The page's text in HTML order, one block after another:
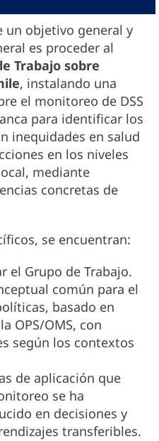
un objetivo general y
es proceder al
Trabajo sobre
, instalando una
el monitoreo de DSS
para identificar los
inequidades en salud
en los niveles
mediante
concretas de
se encuentran:
el Grupo de Trabajo.
común para el
basado en
OPS/OMS, con
según los contextos
de aplicación que
se ha
en decisiones y
transferibles.